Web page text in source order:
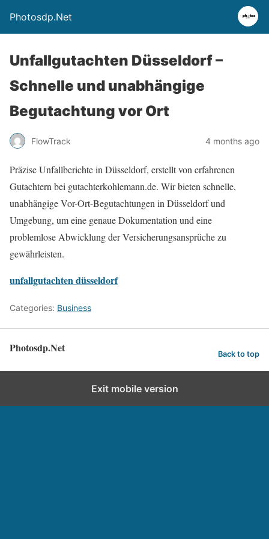
Photosdp.Net
Unfallgutachten Düsseldorf –
Schnelle und unabhängige
Begutachtung vor Ort
FlowTrack 4 months ago
Präzise Unfallberichte in Düsseldorf, erstellt von erfahrenen
Gutachtern bei gutachterkohlemann.de. Wir bieten schnelle,
unabhängige Vor-Ort-Begutachtungen in Düsseldorf und
Umgebung, um eine genaue Dokumentation und eine
problemlose Abwicklung der Versicherungsansprüche zu
gewährleisten.
unfallgutachten düsseldorf
Categories: Business
Photosdp.Net Back to top
Exit mobile version